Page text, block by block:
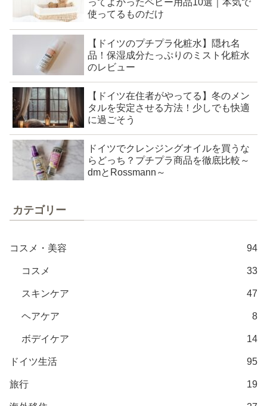
ってよかったベビー用品10選｜本気で
使ってるものだけ
【ドイツのプチプラ化粧水】隠れ名
品！保湿成分たっぷりのミスト化粧水
のレビュー
【ドイツ在住者がやってる】冬のメン
タルを安定させる方法！少しでも快適
に過ごそう
ドイツでクレンジングオイルを買うな
らどっち？プチプラ商品を徹底比較～
dmとRossmann～
カテゴリー
コスメ・美容 94
コスメ 33
スキンケア 47
ヘアケア 8
ボデイケア 14
ドイツ生活 95
旅行 19